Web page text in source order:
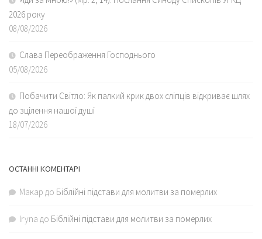
2026 року
08/08/2026
Слава Переображення Господнього
05/08/2026
Побачити Світло: Як палкий крик двох сліпців відкриває шлях
до зцілення нашої душі
18/07/2026
ОСТАННІ КОМЕНТАРІ
Макар до Біблійні підстави для молитви за померлих
Iryna до Біблійні підстави для молитви за померлих